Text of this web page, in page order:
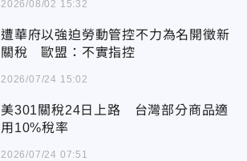
2026/08/02 15:32
遭華府以強迫勞動管控不力為名開徵新
關稅 歐盟：不實指控
2026/07/24 15:02
美301關稅24日上路 台灣部分商品適
用10%稅率
2026/07/24 07:51